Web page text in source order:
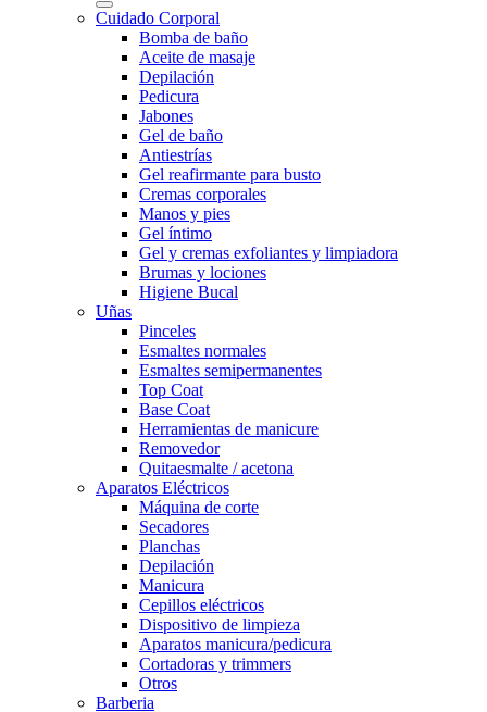
Cuidado Corporal
Bomba de baño
Aceite de masaje
Depilación
Pedicura
Jabones
Gel de baño
Antiestrías
Gel reafirmante para busto
Cremas corporales
Manos y pies
Gel íntimo
Gel y cremas exfoliantes y limpiadora
Brumas y lociones
Higiene Bucal
Uñas
Pinceles
Esmaltes normales
Esmaltes semipermanentes
Top Coat
Base Coat
Herramientas de manicure
Removedor
Quitaesmalte / acetona
Aparatos Eléctricos
Máquina de corte
Secadores
Planchas
Depilación
Manicura
Cepillos eléctricos
Dispositivo de limpieza
Aparatos manicura/pedicura
Cortadoras y trimmers
Otros
Barberia